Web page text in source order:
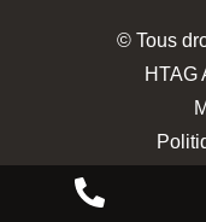
© Tous
HTAG